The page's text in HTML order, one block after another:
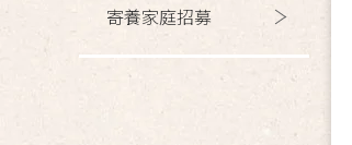
寄養家庭招募